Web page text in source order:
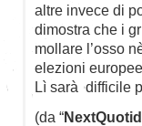
altre invece di
dimostra che i
mollare l’osso
elezioni
Lì sarà difficile
(da “